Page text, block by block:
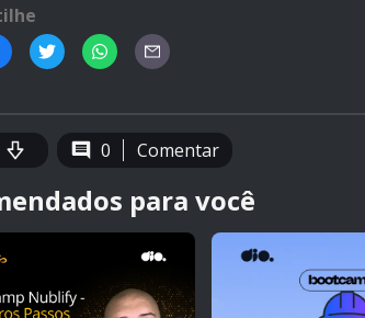
0 Comentar
para você